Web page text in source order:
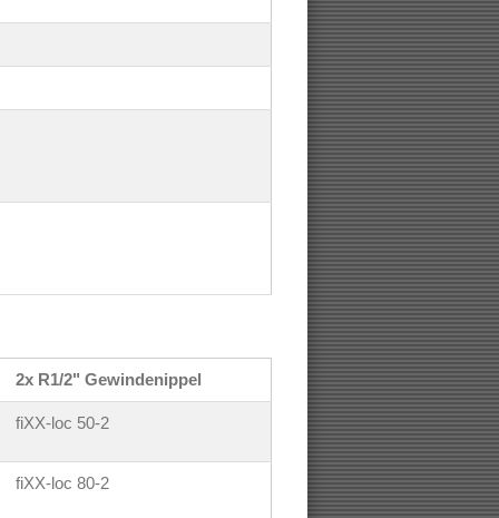
2x R1/2" Gewindenippel
fiXX-loc 50-2
fiXX-loc 80-2